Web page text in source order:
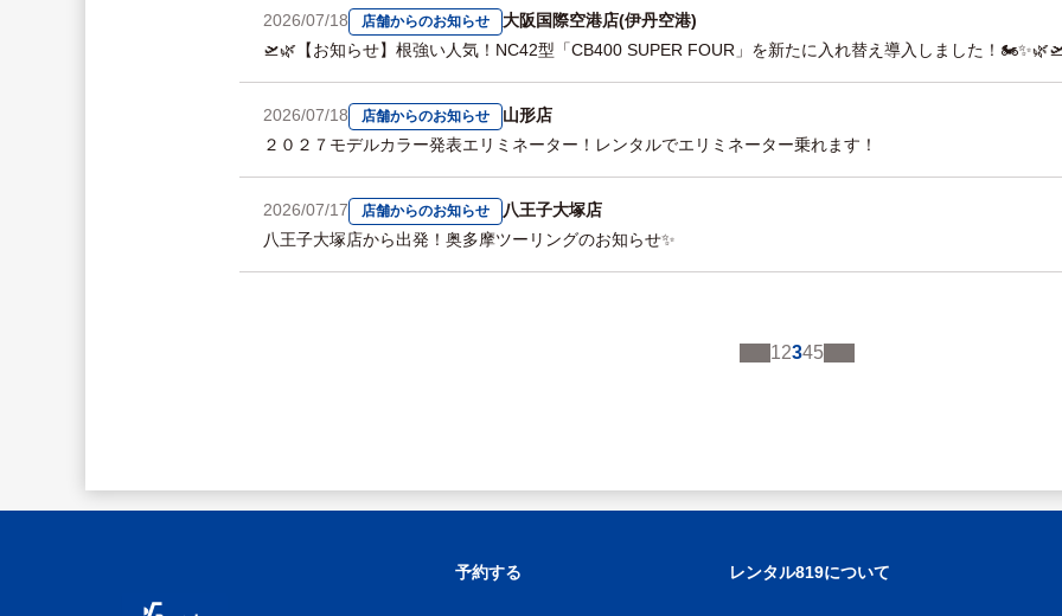
2026/07/18 店舗からのお知らせ
大阪国際空港店(伊丹空港)
🛫🌿【お知らせ】根強い人気！NC42型「CB400 SUPER FOUR」を新たに入れ替え導入しました！
2026/07/18 店舗からのお知らせ
山形店
２０２７モデルカラー発表エリミネーター！レンタルでエリミネーター乗れます！
2026/07/17 店舗からのお知らせ
八王子大塚店
八王子大塚店から出発！奥多摩ツーリングのお知らせ✨
12345
予約する レンタル819について